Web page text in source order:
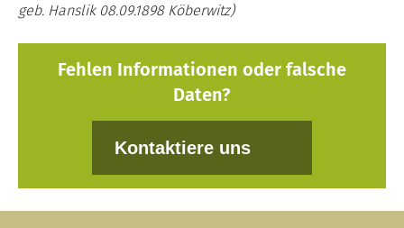
geb. Hanslik 08.09.1898 Köberwitz)
Fehlen Informationen oder falsche
Daten?
Kontaktiere uns